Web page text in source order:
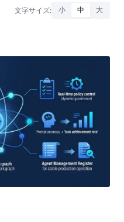
文字サイズ: 小 中 大